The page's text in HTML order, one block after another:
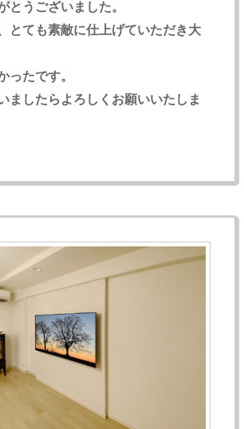
とうございました。
とても素敵に仕上げていただき大
ったです。
ましたらよろしくお願いいたしま